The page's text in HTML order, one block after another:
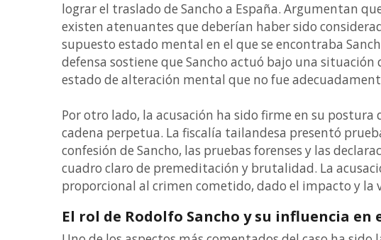
lograr el traslado de Sancho a España. Argumentan
existen atenuantes que deberían haber sido
supuesto estado mental en el que se encontraba
defensa sostiene que Sancho actuó bajo una
estado de alteración mental que no fue
Por otro lado, la acusación ha sido firme en su
cadena perpetua. La fiscalía tailandesa presentó
confesión de Sancho, las pruebas forenses y las
cuadro claro de premeditación y brutalidad. La
proporcional al crimen cometido, dado el impacto y la
El rol de Rodolfo Sancho y su influencia en